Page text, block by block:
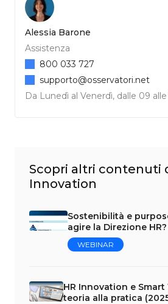
Alessia Barone
Assistenza
Da Lunedì al Venerdì, dalle 09 alle
800 033 727
supporto@osservatori.net
Scopri altri contenuti
Innovation
Sostenibilità e
agire la Direzione HR?
WEBINAR
HR Innovation e
teoria alla pratica